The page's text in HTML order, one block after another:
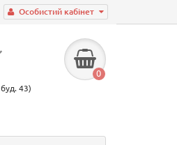
Особистий кабінет
43)
0